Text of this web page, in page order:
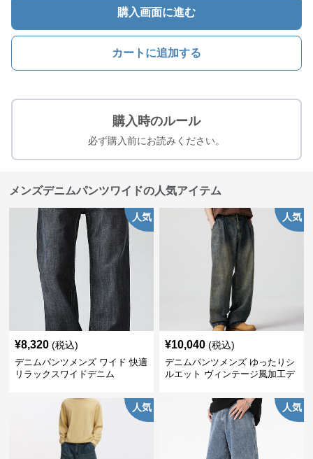
購入画面に進む
カートに追加する
購入時のルール
必ず購入前にお読みください。
メンズデニムパンツワイドの人気アイテム
人気
¥8,320 (税込)
デニムパンツメンズ ワイド 快適
リラックスワイドデニム
人気
¥10,040 (税込)
デニムパンツメンズ ゆったりシ
ルエット ヴィンテージ風加工デ
人気 人気